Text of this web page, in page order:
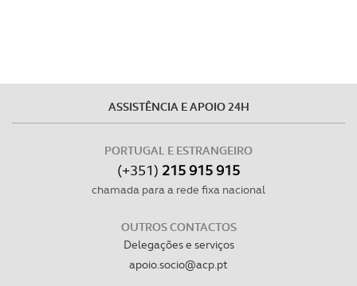
ASSISTÊNCIA E APOIO 24H
PORTUGAL E ESTRANGEIRO
(+351) 215 915 915
chamada para a rede fixa nacional
OUTROS CONTACTOS
Delegações e serviços
apoio.socio@acp.pt